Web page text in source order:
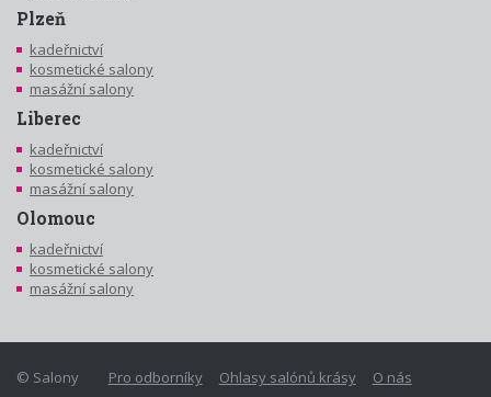
Plzeň
kadeřnictví
kosmetické salony
masážní salony
Liberec
kadeřnictví
kosmetické salony
masážní salony
Olomouc
kadeřnictví
kosmetické salony
masážní salony
Pro odborníky Ohlasy salónů krásy O nás
© Salony